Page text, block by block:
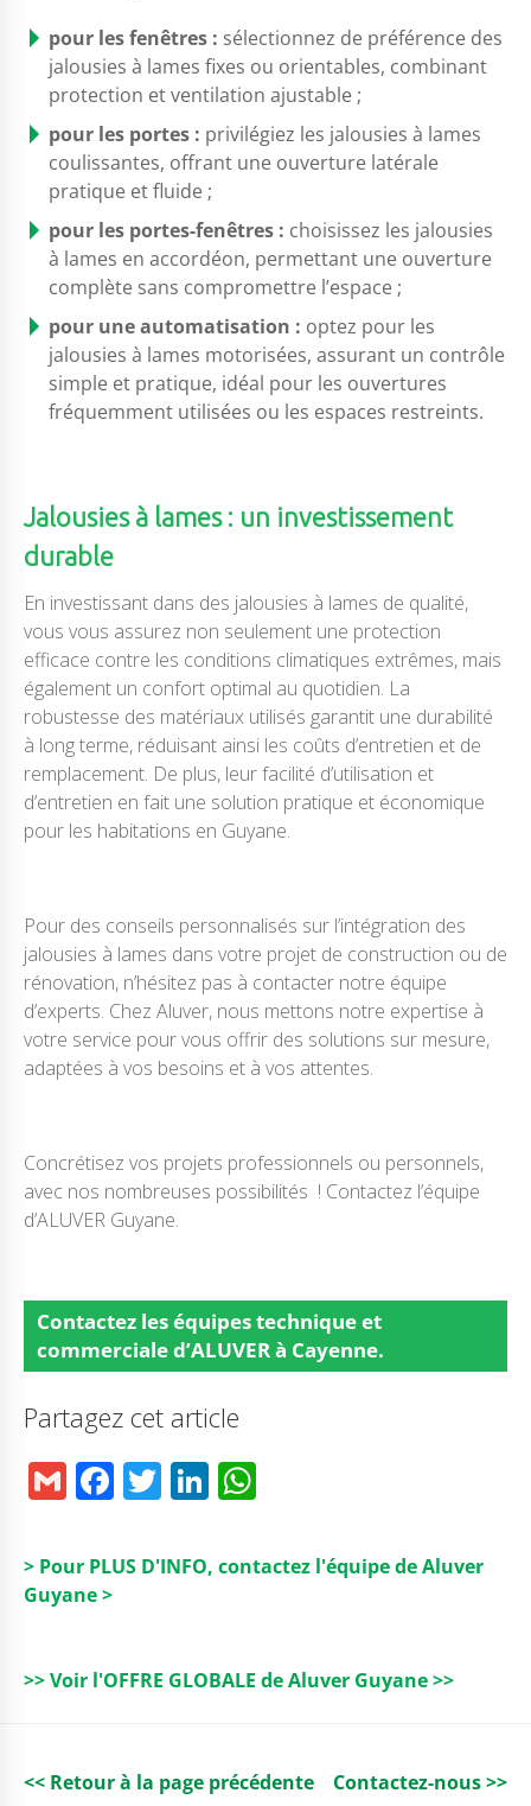
pour les fenêtres : sélectionnez de préférence des
jalousies à lames fixes ou orientables, combinant
protection et ventilation ajustable ;
pour les portes : privilégiez les jalousies à lames
coulissantes, offrant une ouverture latérale
pratique et fluide ;
pour les portes-fenêtres : choisissez les jalousies
à lames en accordéon, permettant une ouverture
complète sans compromettre l’espace ;
pour une automatisation : optez pour les
jalousies à lames motorisées, assurant un contrôle
simple et pratique, idéal pour les ouvertures
fréquemment utilisées ou les espaces restreints.
Jalousies à lames : un investissement
durable
En investissant dans des jalousies à lames de qualité,
vous vous assurez non seulement une protection
efficace contre les conditions climatiques extrêmes, mais
également un confort optimal au quotidien. La
robustesse des matériaux utilisés garantit une durabilité
à long terme, réduisant ainsi les coûts d’entretien et de
remplacement. De plus, leur facilité d’utilisation et
d’entretien en fait une solution pratique et économique
pour les habitations en Guyane.
Pour des conseils personnalisés sur l’intégration des
jalousies à lames dans votre projet de construction ou de
rénovation, n’hésitez pas à contacter notre équipe
d’experts. Chez Aluver, nous mettons notre expertise à
votre service pour vous offrir des solutions sur mesure,
adaptées à vos besoins et à vos attentes.
Concrétisez vos projets professionnels ou personnels,
avec nos nombreuses possibilités ! Contactez l’équipe
d’ALUVER Guyane.
Contactez les équipes technique et
commerciale d’ALUVER à Cayenne.
Partagez cet article
G
ai
l
F
c
o
T
it
r
Li
k
n
a
p
> Pour PLUS D'INFO, contactez l'équipe de Aluver
Guyane >
>> Voir l'OFFRE GLOBALE de Aluver Guyane >>
<< Retour à la page précédente Contactez-nous >>